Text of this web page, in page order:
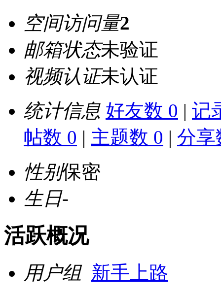
空间访问量2
邮箱状态未验证
视频认证未认证
统计信息 好友数 0 | 记
帖数 0 | 主题数 0 | 分享
性别保密
生日-
活跃概况
用户组 新手上路